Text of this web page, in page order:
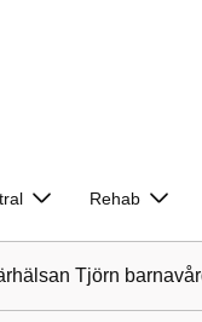
Rehab
Tjörn